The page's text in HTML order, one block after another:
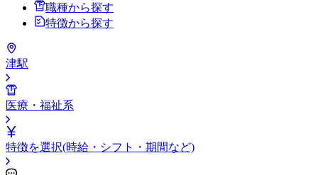
職種から探す
特徴から探す
津駅
医療・福祉系
特徴を選択(時給・シフト・期間など)